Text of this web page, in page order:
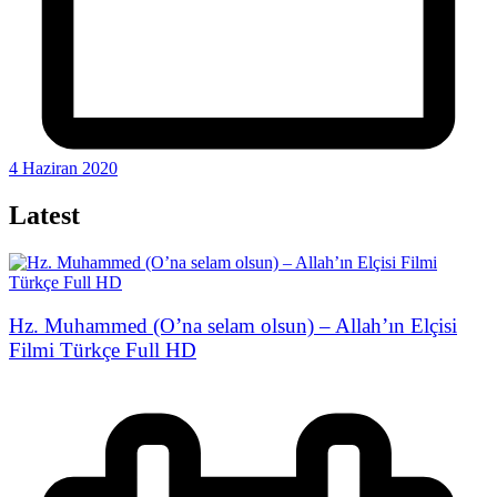
4 Haziran 2020
Latest
Hz. Muhammed (O’na selam olsun) – Allah’ın Elçisi
Filmi Türkçe Full HD